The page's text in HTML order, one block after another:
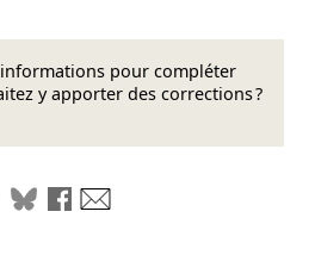
pour compléter
y apporter des corrections ?
le liensur LinkedIn
Partager sur Mastodon
Partager sur Bluesky
Partager sur Facebook